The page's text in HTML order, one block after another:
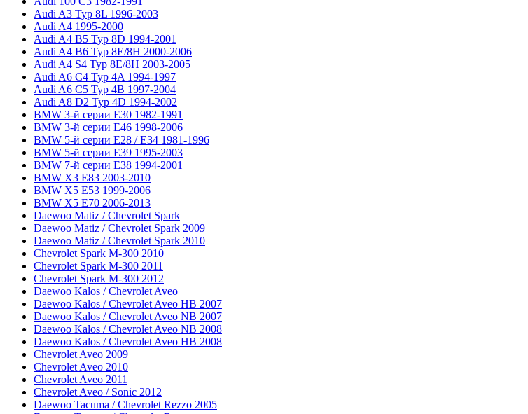
Audi A3 Typ 8L 1996-2003
Audi A4 1995-2000
Audi A4 B5 Typ 8D 1994-2001
Audi A4 B6 Typ 8E/8H 2000-2006
Audi A4 S4 Typ 8E/8H 2003-2005
Audi A6 C4 Typ 4A 1994-1997
Audi A6 C5 Typ 4B 1997-2004
Audi A8 D2 Typ 4D 1994-2002
BMW 3-й серии E30 1982-1991
BMW 3-й серии E46 1998-2006
BMW 5-й серии E28 / E34 1981-1996
BMW 5-й серии E39 1995-2003
BMW 7-й серии E38 1994-2001
BMW X3 E83 2003-2010
BMW X5 E53 1999-2006
BMW X5 E70 2006-2013
Daewoo Matiz / Chevrolet Spark
Daewoo Matiz / Chevrolet Spark 2009
Daewoo Matiz / Chevrolet Spark 2010
Chevrolet Spark M-300 2010
Chevrolet Spark M-300 2011
Chevrolet Spark M-300 2012
Daewoo Kalos / Chevrolet Aveo
Daewoo Kalos / Chevrolet Aveo HB 2007
Daewoo Kalos / Chevrolet Aveo NB 2007
Daewoo Kalos / Chevrolet Aveo NB 2008
Daewoo Kalos / Chevrolet Aveo HB 2008
Chevrolet Aveo 2009
Chevrolet Aveo 2010
Chevrolet Aveo 2011
Chevrolet Aveo / Sonic 2012
Daewoo Tacuma / Chevrolet Rezzo 2005